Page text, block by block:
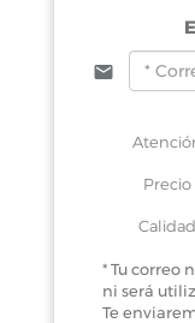
Precio
Calidad
* Tu correo
ni será
Te